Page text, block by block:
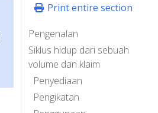
Print entire section
Pengenalan
Siklus hidup dari sebuah
volume dan klaim
Penyediaan
Pengikatan